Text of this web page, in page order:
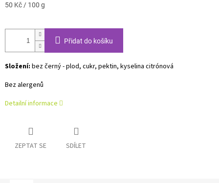
Měrná
50 Kč / 100 g
Přidat do košíku
Složení: bez černý - plod, cukr, pektin, kyselina citrónová
Bez alergenů
Detailní informace
ZEPTAT SE SDÍLET